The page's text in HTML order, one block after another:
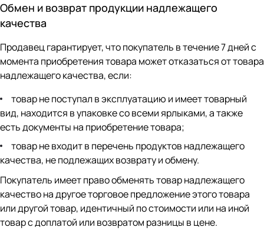
Обмен и возврат продукции надлежащего
качества
Продавец гарантирует, что покупатель в течение 7 дней с
момента приобретения товара может отказаться от товара
надлежащего качества, если:
товар не поступал в эксплуатацию и имеет товарный
вид, находится в упаковке со всеми ярлыками, а также
есть документы на приобретение товара;
товар не входит в перечень продуктов надлежащего
качества, не подлежащих возврату и обмену.
Покупатель имеет право обменять товар надлежащего
качество на другое торговое предложение этого товара
или другой товар, идентичный по стоимости или на иной
товар с доплатой или возвратом разницы в цене.